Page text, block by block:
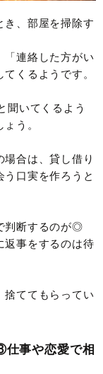
き、部屋を掃除す
「連絡した方がい
くるようです。
聞いてくるよう
う。
場合は、貸し借り
口実を作ろうと
判断するのが◎
返事をするのは待
捨ててもらってい
事や恋愛で相